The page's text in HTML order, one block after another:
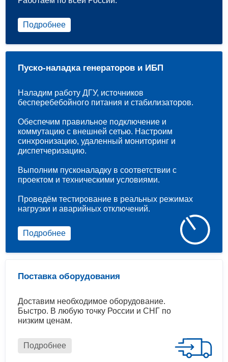
Подробнее
Поставка оборудования
Доставим необходимое оборудование.
Быстро. В любую точку России и СНГ по
низким ценам.
Подробнее
Пуско-наладка генераторов и ИБП
Наладим работу ДГУ, источников
бесперебебойного питания и стабилизаторов.
Обеспечим правильное подключение и
коммутацию с внешней сетью. Настроим
синхронизацию, удаленный мониторинг и
диспетчеризацию.
Выполним пусконаладку в соответствии с
проектом и техническими условиями.
Проведём тестирование в реальных режимах
нагрузки и аварийных отключений.
Подробнее